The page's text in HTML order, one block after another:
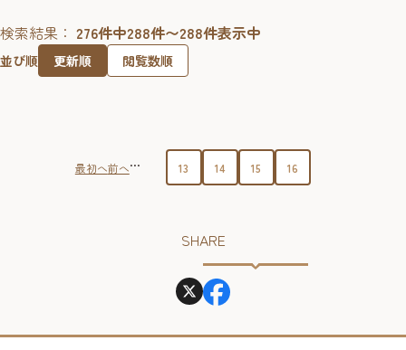
検索結果： 276件中288件〜288件表示中
並び順 更新順 閲覧数順
最初へ前へ... 13 14 15 16
SHARE